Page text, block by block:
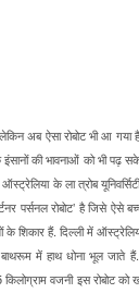
अब ऐसा रोबोट भी आ
की भावनाओं को भी पढ़
के ला त्रोब
पर्सनल रोबोट’ है जिसे
के शिकार हैं. दिल्ली में
बाथरूम में हाथ धोना भूल
वजनी इस रोबोट को